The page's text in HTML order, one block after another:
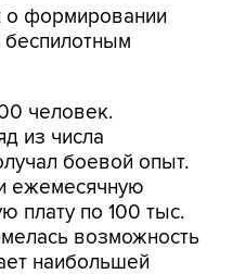
о формировании
беспилотным
человек.
из числа
боевой опыт.
ежемесячную
плату по 100 тыс.
возможность
наибольшей